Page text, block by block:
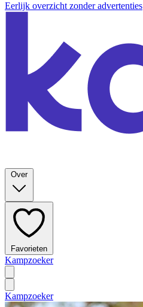
Eerlijk overzicht zonder advertenties
Over
Favorieten
Kampzoeker
Kampzoeker